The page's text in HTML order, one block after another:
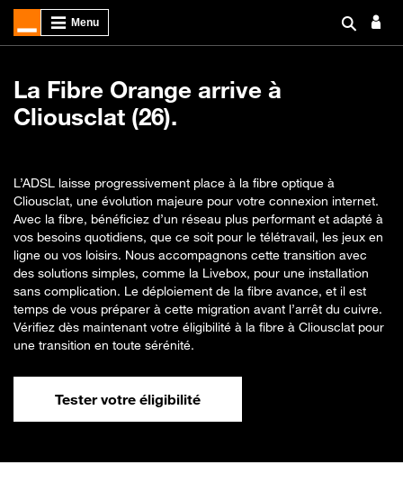
La Fibre Orange arrive à
Cliousclat (26).
L’ADSL laisse progressivement place à la fibre optique à
Cliousclat, une évolution majeure pour votre connexion internet.
Avec la fibre, bénéficiez d’un réseau plus performant et adapté à
vos besoins quotidiens, que ce soit pour le télétravail, les jeux en
ligne ou vos loisirs. Nous accompagnons cette transition avec
des solutions simples, comme la Livebox, pour une installation
sans complication. Le déploiement de la fibre avance, et il est
temps de vous préparer à cette migration avant l’arrêt du cuivre.
Vérifiez dès maintenant votre éligibilité à la fibre à Cliousclat pour
une transition en toute sérénité.
Tester votre éligibilité